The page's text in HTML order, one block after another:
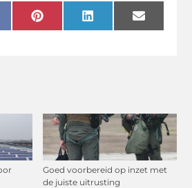
Goed voorbereid op inzet met
de juiste uitrusting
PinterestLinkedInEmail